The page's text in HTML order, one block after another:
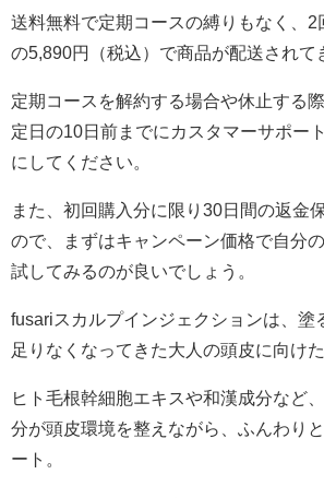
送料無料で定期コースの縛りもなく、2
の5,890円（税込）で商品が配送されて
定期コースを解約する場合や休止する
定日の10日前までにカスタマーサポー
にしてください。
また、初回購入分に限り30日間の返金
ので、まずはキャンペーン価格で自分
試してみるのが良いでしょう。
fusariスカルプインジェクションは、塗
足りなくなってきた大人の頭皮に向け
ヒト毛根幹細胞エキスや和漢成分など
分が頭皮環境を整えながら、ふんわり
ート。